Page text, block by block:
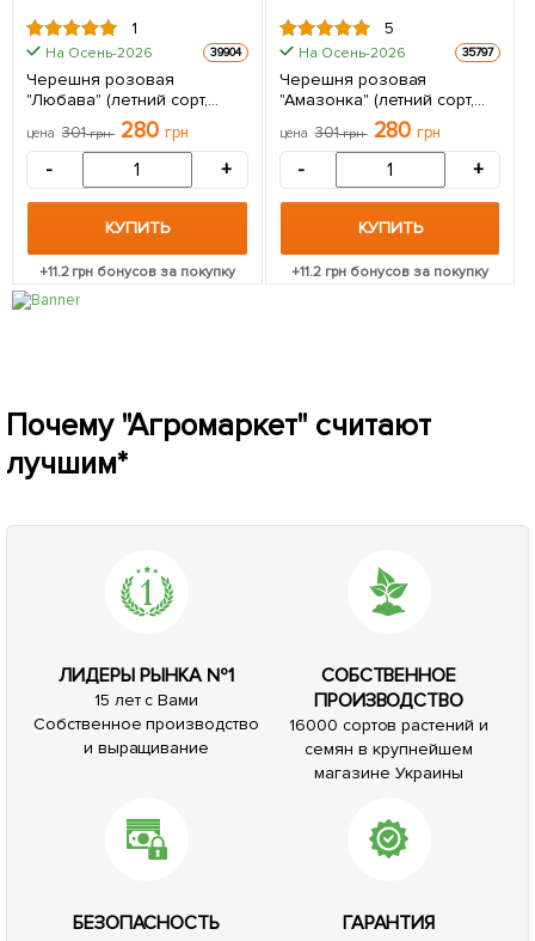
1
На Осень-2026 39904
Черешня розовая
"Любава" (летний сорт,
среднепоздний срок
созревания) 1 саженец в
цена 301грн 280 грн
- +
КУПИТЬ
+11.2грн бонусов за покупку
5
На Осень-2026 35797
Черешня розовая
"Амазонка" (летний сорт,
поздний срок созревания)
1 саженец в упаковке
цена 301грн 280 грн
- +
КУПИТЬ
+11.2 грн бонусов за покупку
Почему "Агромаркет" считают
лучшим*
ЛИДЕРЫ РЫНКА №1
15 лет с Вами
Собственное производство
и выращивание
СОБСТВЕННОЕ
ПРОИЗВОДСТВО
16000 сортов растений и
семян в крупнейшем
магазине Украины
БЕЗОПАСНОСТЬ ГАРАНТИЯ